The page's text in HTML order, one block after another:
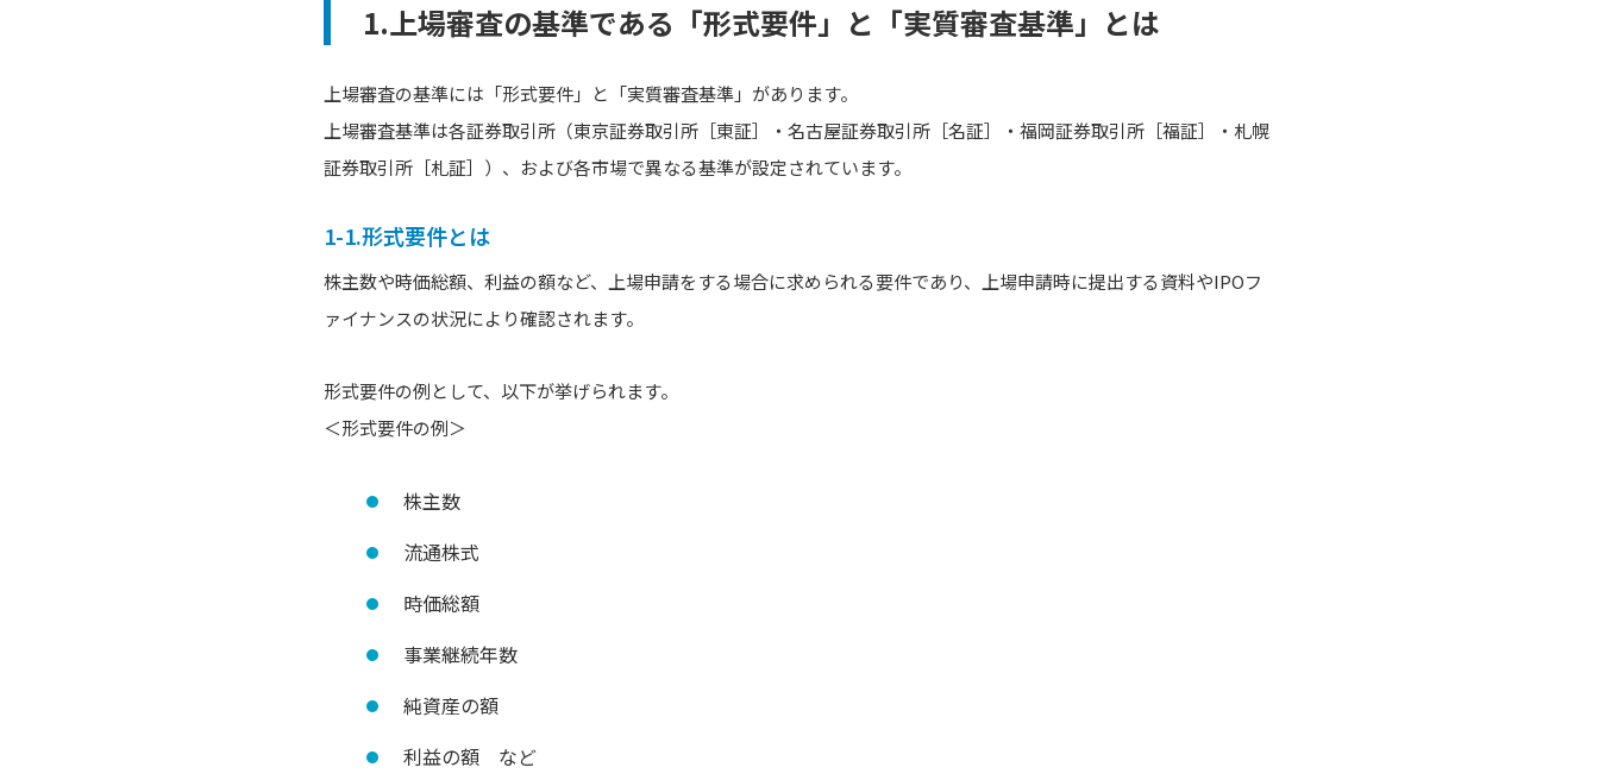
1.上場審査の基準である「形式要件」と「実質審査基準」とは
上場審査の基準には「形式要件」と「実質審査基準」があります。
上場審査基準は各証券取引所（東京証券取引所［東証］・名古屋証券取引所［名証］・福岡証券取引所［福証］・札幌
証券取引所［札証］）、および各市場で異なる基準が設定されています。
1-1.形式要件とは
株主数や時価総額、利益の額など、上場申請をする場合に求められる要件であり、上場申請時に提出する資料やIPOフ
ァイナンスの状況により確認されます。
形式要件の例として、以下が挙げられます。
＜形式要件の例＞
株主数
流通株式
時価総額
事業継続年数
純資産の額
利益の額 など